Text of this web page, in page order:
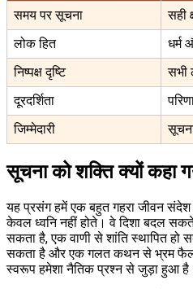
समय पर सूचना सही
लोक हित धर्म
निष्पक्ष दृष्टि सभी
दूरदर्शिता
जिम्मेदारी
सूचना को शक्ति क्यों कहा
यह प्रसंग हमें एक बहुत गहरा जीवन
केवल ध्वनि नहीं होते। वे दिशा बदल
सकता है, एक वाणी से शांति स्थापित
सकता है और एक गलत कथन से भ्रम
स्वरूप हमेशा नैतिक प्रश्न से जुड़ा हुआ